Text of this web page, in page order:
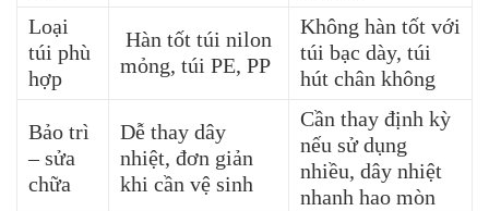
Loại
túi phù
hợp
Hàn tốt túi nilon
mỏng, túi PE, PP
Không hàn tốt với
túi bạc dày, túi
hút chân không
Bảo trì
– sửa
chữa
Dễ thay dây
nhiệt, đơn giản
khi cần vệ sinh
Cần thay định kỳ
nếu sử dụng
nhiều, dây nhiệt
nhanh hao mòn